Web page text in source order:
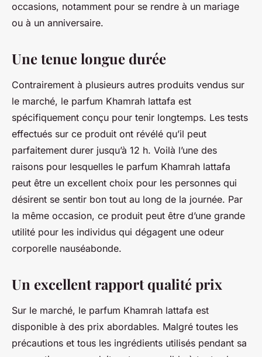
occasions, notamment pour se rendre à un mariage
ou à un anniversaire.
Une tenue longue durée
Contrairement à plusieurs autres produits vendus sur
le marché, le parfum Khamrah lattafa est
spécifiquement conçu pour tenir longtemps. Les tests
effectués sur ce produit ont révélé qu’il peut
parfaitement durer jusqu’à 12 h. Voilà l’une des
raisons pour lesquelles le parfum Khamrah lattafa
peut être un excellent choix pour les personnes qui
désirent se sentir bon tout au long de la journée. Par
la même occasion, ce produit peut être d’une grande
utilité pour les individus qui dégagent une odeur
corporelle nauséabonde.
Un excellent rapport qualité prix
Sur le marché, le parfum Khamrah lattafa est
disponible à des prix abordables. Malgré toutes les
précautions et tous les ingrédients utilisés pendant sa